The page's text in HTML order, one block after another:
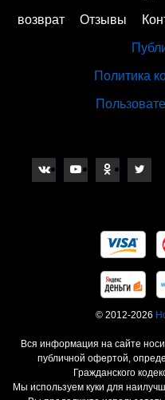
возврат Отзывы
Политика
© 2012-2026
Вся информация на сайте
публичной офертой,
Гражданского
Мы используем куки для